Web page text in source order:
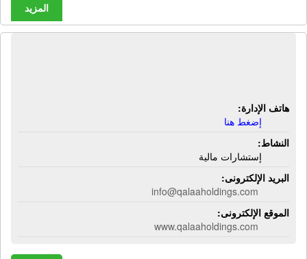
المزيد
هاتف الإدارة:
إضغط هنا
النشاط:
إستشارات مالية
البريد الإلكترونى:
info@qalaaholdings.com
الموقع الإلكترونى:
www.qalaaholdings.com